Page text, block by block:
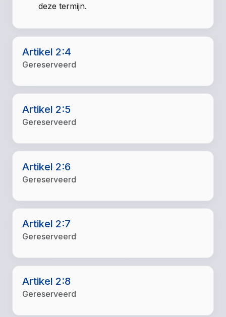
deze termijn.
Artikel 2:4
Gereserveerd
Artikel 2:5
Gereserveerd
Artikel 2:6
Gereserveerd
Artikel 2:7
Gereserveerd
Artikel 2:8
Gereserveerd